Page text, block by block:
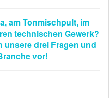
am Tonmischpult, im
technischen Gewerk?
unsere drei Fragen und
vor!